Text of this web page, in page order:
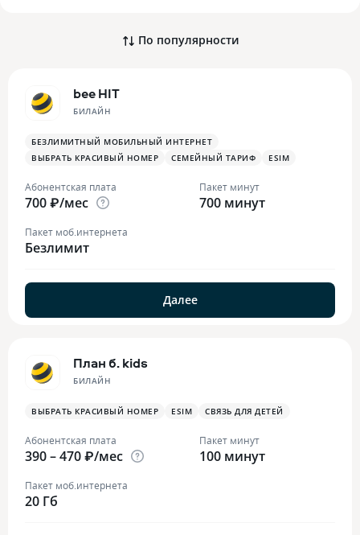
По популярности
bee HIT
БИЛАЙН
БЕЗЛИМИТНЫЙ МОБИЛЬНЫЙ ИНТЕРНЕТ
ВЫБРАТЬ КРАСИВЫЙ НОМЕР
СЕМЕЙНЫЙ ТАРИФ ESIM
Абонентская плата
700 ₽/мес
Пакет минут
700 минут
Пакет моб.интернета
Безлимит
Далее
План б. kids
БИЛАЙН
ВЫБРАТЬ КРАСИВЫЙ НОМЕР ESIM СВЯЗЬ ДЛЯ ДЕТЕЙ
Абонентская плата
390 – 470 ₽/мес
Пакет минут
100 минут
Пакет моб.интернета
20 Гб